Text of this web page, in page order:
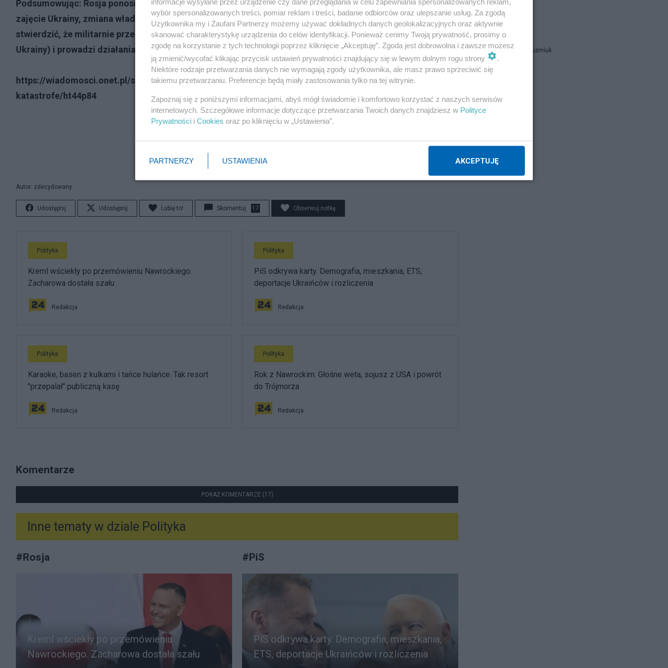
Podsumowując: Rosja ponosi klęskę w rozumieniu niezrealizowania swoich celów politycznych (szybkie
zajęcie Ukrainy, zmiana władzy) i poniosła katastrofalne straty. Jednocześnie, nie można jeszcze
stwierdzić, że militarnie przegrała wojnę, ponieważ wciąż okupuje znaczne tereny (około 19,4 proc.
Ukrainy) i prowadzi działania ofensywne.
https://wiadomosci.onet.pl/swiat/paraliz-w-rosyjskim-regionie-wladze-mogly-wywolac-
katastrofe/ht44p84
Autor: zdecydowany
Udostępnij Udostępnij Lubię to! Skomentuj 17 Obserwuj notkę
Polityka
Kreml wściekły po przemówieniu Nawrockiego.
Zacharowa dostała szału
Redakcja
Polityka
PiS odkrywa karty. Demografia, mieszkania, ETS,
deportacje Ukraińców i rozliczenia
Redakcja
Polityka
Karaoke, basen z kulkami i tańce hulańce. Tak resort
"przepalał" publiczną kasę
Redakcja
Polityka
Rok z Nawrockim. Głośne weta, sojusz z USA i powrót
do Trójmorza
Redakcja
Komentarze
POKAŻ KOMENTARZE (17)
Inne tematy w dziale Polityka
#Rosja
Kreml wściekły po przemówieniu
Nawrockiego. Zacharowa dostała szału
#PiS
PiS odkrywa karty. Demografia, mieszkania,
ETS, deportacje Ukraińców i rozliczenia
catrw
Zbigniew Kuźmiuk
wybór spersonalizowanych treści, pomiar reklam i treści, badanie odbiorców oraz ulepszanie usług. Za zgodą
Użytkownika my i Zaufani Partnerzy możemy używać dokładnych danych geolokalizacyjnych oraz aktywnie
skanować charakterystykę urządzenia do celów identyfikacji. Ponieważ cenimy Twoją prywatność, prosimy o
zgodę na korzystanie z tych technologii poprzez kliknięcie „Akceptuję”. Zgoda jest dobrowolna i zawsze możesz
ją zmienić/wycofać klikając przycisk ustawień prywatności znajdujący się w lewym dolnym rogu strony
.
Niektóre rodzaje przetwarzania danych nie wymagają zgody użytkownika, ale masz prawo sprzeciwić się
takiemu przetwarzaniu. Preferencje będą miały zastosowania tylko na tej witrynie.
Zapoznaj się z poniższymi informacjami, abyś mógł świadomie i komfortowo korzystać z naszych serwisów
internetowych. Szczegółowe informacje dotyczące przetwarzania Twoich danych znajdziesz w Polityce
Prywatności i Cookies oraz po kliknięciu w „Ustawienia”.
PARTNERZY USTAWIENIA AKCEPTUJĘ